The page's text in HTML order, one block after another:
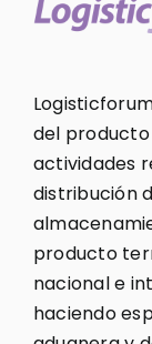
del
actividades
distribución
producto
nacional e
haciendo